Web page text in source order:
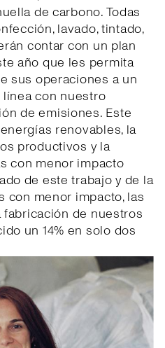
de carbono. Todas
lavado, tintado,
contar con un plan
año que les permita
sus operaciones a un
línea con nuestro
de emisiones. Este
renovables, la
productivos y la
con menor impacto
de este trabajo y de la
con menor impacto, las
de nuestros
un 14% en solo dos